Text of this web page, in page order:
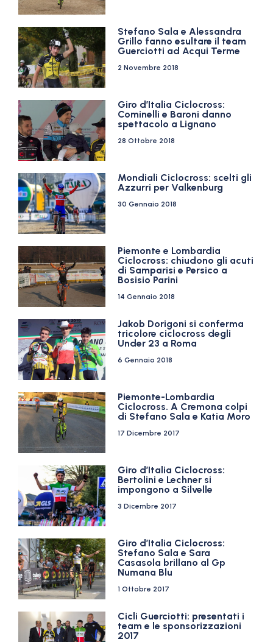
Stefano Sala e Alessandra
Grillo fanno esultare il team
Guerciotti ad Acqui Terme
2 Novembre 2018
Giro d’Italia Ciclocross:
Cominelli e Baroni danno
spettacolo a Lignano
28 Ottobre 2018
Mondiali Ciclocross: scelti gli
Azzurri per Valkenburg
30 Gennaio 2018
Piemonte e Lombardia
Ciclocross: chiudono gli acuti
di Samparisi e Persico a
Bosisio Parini
14 Gennaio 2018
Jakob Dorigoni si conferma
tricolore ciclocross degli
Under 23 a Roma
6 Gennaio 2018
Piemonte-Lombardia
Ciclocross. A Cremona colpi
di Stefano Sala e Katia Moro
17 Dicembre 2017
Giro d’Italia Ciclocross:
Bertolini e Lechner si
impongono a Silvelle
3 Dicembre 2017
Giro d’Italia Ciclocross:
Stefano Sala e Sara
Casasola brillano al Gp
Numana Blu
1 Ottobre 2017
Cicli Guerciotti: presentati i
team e le sponsorizzazioni
2017